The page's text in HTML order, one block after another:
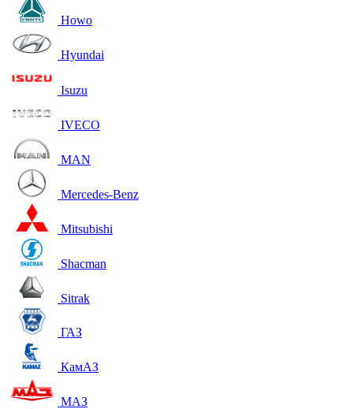
Howo
Hyundai
Isuzu
IVECO
MAN
Mercedes-Benz
Mitsubishi
Shacman
Sitrak
ГАЗ
КамАЗ
МАЗ